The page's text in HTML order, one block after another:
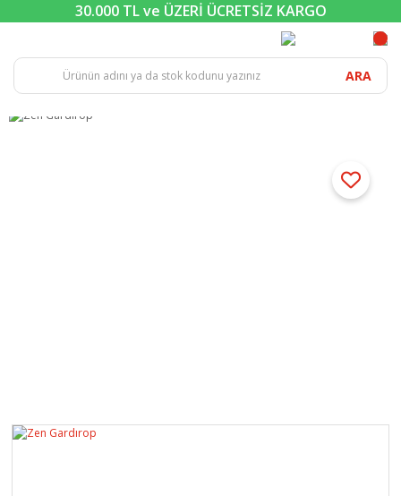
30.000 TL ve ÜZERİ ÜCRETSİZ KARGO
ARA